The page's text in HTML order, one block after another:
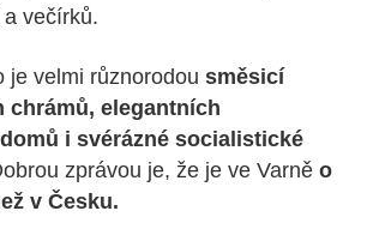
večírků.
je velmi různorodou směsicí
chrámů, elegantních
i svérázné socialistické
zprávou je, že je ve Varně o
v Česku.